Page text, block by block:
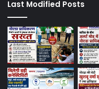
Last Modified Posts